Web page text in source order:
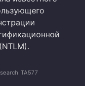
TA577